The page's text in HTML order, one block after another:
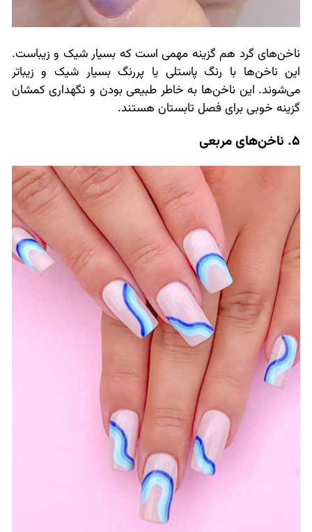
ناخن‌های گرد هم گزینه مهمی است که بسیار شیک و زیباست.
این ناخن‌ها با رنگ پاستلی یا پررنگ بسیار شیک و زیباتر
می‌شوند. این ناخن‌ها به خاطر طبیعی بودن و نگهداری کمشان
گزینه خوبی برای فصل تابستان هستند.
5. ناخن‌های مربعی